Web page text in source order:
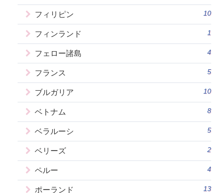
フィリピン 10
フィンランド 1
フェロー諸島 4
フランス 5
ブルガリア 10
ベトナム 8
ベラルーシ 5
ベリーズ 2
ペルー 4
ポーランド 13